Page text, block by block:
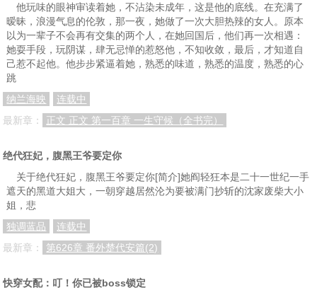
他玩味的眼神审读着她，不沾染未成年，这是他的底线。在充满了
暧昧，浪漫气息的伦敦，那一夜，她做了一次大胆热辣的女人。原本
以为一辈子不会再有交集的两个人，在她回国后，他们再一次相遇：
她耍手段，玩阴谋，肆无忌惮的惹怒他，不知收敛，最后，才知道自
己惹不起他。他步步紧逼着她，熟悉的味道，熟悉的温度，熟悉的心
跳
纳兰海映
连载中
最新章：
正文 正文 第一百章 一生守候（全书完）
绝代狂妃，腹黑王爷要定你
关于绝代狂妃，腹黑王爷要定你[简介]她阎轻狂本是二十一世纪一手
遮天的黑道大姐大，一朝穿越居然沦为要被满门抄斩的沈家废柴大小
姐，悲
独调蓝品
连载中
最新章：
第626章 番外楚代安篇(2)
快穿女配：叮！你已被boss锁定